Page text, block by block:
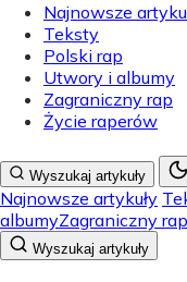
Najnowsze
Teksty
Polski rap
Utwory i albumy
Zagraniczny rap
Życie raperów
Wyszukaj artykuły
Najnowsze artykuły
albumyZagraniczny rap
Wyszukaj artykuły